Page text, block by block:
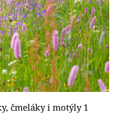
čmeláky i motýly 1